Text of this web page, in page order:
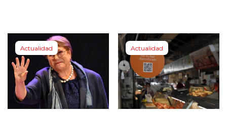
Actualidad Actualidad